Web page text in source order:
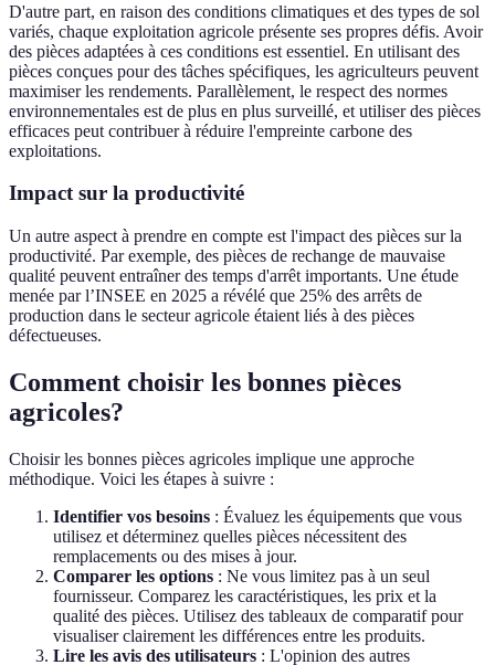
D'autre part, en raison des conditions climatiques et des types de sol
variés, chaque exploitation agricole présente ses propres défis. Avoir
des pièces adaptées à ces conditions est essentiel. En utilisant des
pièces conçues pour des tâches spécifiques, les agriculteurs peuvent
maximiser les rendements. Parallèlement, le respect des normes
environnementales est de plus en plus surveillé, et utiliser des pièces
efficaces peut contribuer à réduire l'empreinte carbone des
exploitations.
Impact sur la productivité
Un autre aspect à prendre en compte est l'impact des pièces sur la
productivité. Par exemple, des pièces de rechange de mauvaise
qualité peuvent entraîner des temps d'arrêt importants. Une étude
menée par l’INSEE en 2025 a révélé que 25% des arrêts de
production dans le secteur agricole étaient liés à des pièces
défectueuses.
Comment choisir les bonnes pièces
agricoles?
Choisir les bonnes pièces agricoles implique une approche
méthodique. Voici les étapes à suivre :
Identifier vos besoins : Évaluez les équipements que vous
utilisez et déterminez quelles pièces nécessitent des
remplacements ou des mises à jour.
Comparer les options : Ne vous limitez pas à un seul
fournisseur. Comparez les caractéristiques, les prix et la
qualité des pièces. Utilisez des tableaux de comparatif pour
visualiser clairement les différences entre les produits.
Lire les avis des utilisateurs : L'opinion des autres